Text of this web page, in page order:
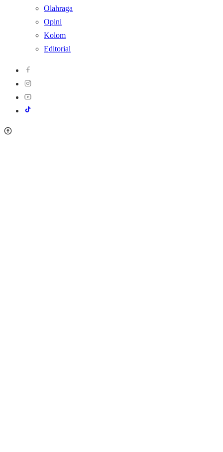
Olahraga
Opini
Kolom
Editorial